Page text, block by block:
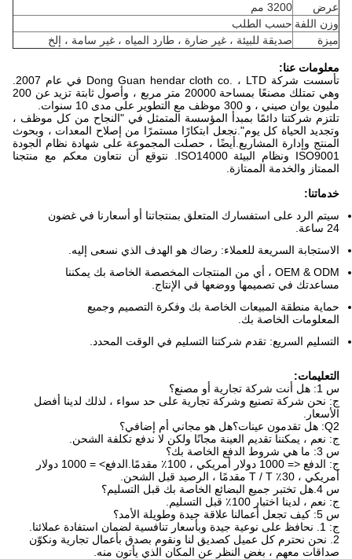
عرض
3200 مم
وزن اللفة حسب الطلب
ميزة
صديقة للبيئة ، غير ضارة ، طارد المياه ، غير سامة ، إلخ
معلومات عنا:
وهي تمتلك مصنعًا بمساحة 20000 متر مربع ، وأصول ثابتة تزيد عن 200
مليون يوان صيني ، و 300 موظف مع التطوير على مدى 10 سنوات.
تلتزم شركتنا دائمًا بمبدأ المؤسسة المتمثل في "النجاح من كل موظف ،
وتجديد الحياة كل يوم".نجعل ابتكارًا مستمرًا من إصلاح المعدات ، وبحوث
المنتج وإدارة المشاريع.أيضًا ، حصلت المجموعة على شهادة نظام الجودة
ISO9001 ونظام البيئة ISO14000. نتوقع أن نتعاون معكم مع منتجنا
الممتاز والخدمة الممتازة.
خدماتنا:
سيتم الرد على استفسارك المتعلق بمنتجاتنا أو أسعارنا في غضون
24 ساعة.
الاستجابة السريعة للعملاء: رضاك ​​هو الهدف الذي نسعى إليه.
OEM & ODM ، أي من المنتجات المخصصة الخاصة بك يمكننا
مساعدتك في تصميمها ووضعها في الإنتاج.
حماية منطقة المبيعات الخاصة بك وفكرة التصميم وجميع
المعلومات الخاصة بك.
التسليم السريع: تقدم شركتنا التسليم في الوقت المحدد.
التعليمات:
س 1: هل أنت شركة تجارية أو مصنع؟
ج: نحن شركة تصنيع وشركة تجارية على حد سواء ، لذلك لدينا أفضل
الأسعار.
Q2: هل تقدمون عينات؟هل هو مجاني أم إضافي؟
ج: نعم ، يمكننا تقديم العينة مجانًا ولكن لا ندفع تكلفة الشحن.
س 3: ما هي شروط الدفع الخاصة بك؟
ج: الدفع <= 1000 دولار أمريكي ، 100٪ مقدمًا.الدفع> = 1000 دولار
أمريكي ، 30٪ T / T مقدمًا ، الرصيد قبل الشحن.
س 4.هل تختبر جميع البضائع الخاصة بك قبل التسليم؟
ج: نعم ، لدينا اختبار 100٪ قبل التسليم.
س 5: كيف تجعل أعمالنا علاقة جيدة وطويلة الأمد؟
ج: 1. نحافظ على نوعية جيدة وبأسعار تنافسية لضمان استفادة عملائنا.
2. نحن نحترم كل عميل كصديق لنا ونقوم بصدق بأعمال تجارية ونكوّن
صداقات معهم ، بغض النظر عن المكان الذي يأتون منه.